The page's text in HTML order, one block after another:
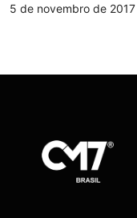
5 de novembro de